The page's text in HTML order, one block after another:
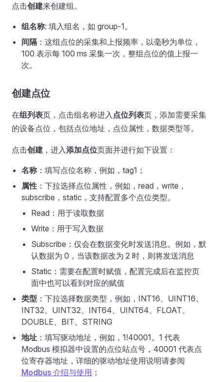
点击创建来创建组。
组名称: 填入组名，如 group-1。
间隔 ：这组点位的采集和上报频率，以毫秒为单位，
100 表示每 100 ms 采集一次，整组点位的值上报一
次。
创建点位
在组列表页，点击组名称进入 点位列表页，添加需要采集
的设备点位，包括点位地址，点位属性，数据类型等。
点击创建 ，进入添加点位页面并进行如下设置：
名称 ：填写点位名称，例如，tag1；
属性 ：下拉选择点位属性，例如，read，write，
subscribe，static，支持配置多个点位类型。
Read：用于读取数据
Write：用于写入数据
Subscribe：仅会在数据变化时发送消息。例如，默
认数据为 0，当该数据改为 2 时，则将发送消息
Static：需要在配置时赋值，配置完成后在监控页
面中也可以看到对应的赋值
类型 ：下拉选择数据类型，例如，INT16、UINT16、
INT32、UINT32、INT64、UINT64、FLOAT、
DOUBLE、BIT、STRING
地址 ：填写驱动地址，例如，1!40001。1 代表
Modbus 模拟器中设置的点位站点号，40001 代表点
位寄存器地址，详细的驱动地址使用说明请参阅
Modbus 介绍与使用 ；